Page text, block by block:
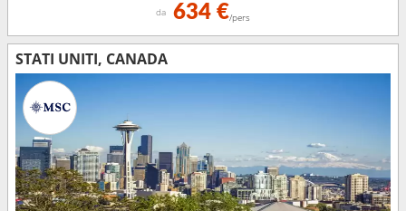
da 634 €/pers
STATI UNITI, CANADA